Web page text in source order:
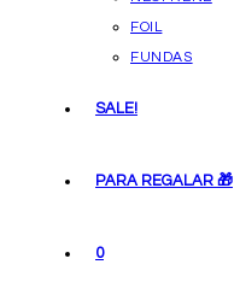
FOIL
FUNDAS
SALE!
PARA REGALAR 🎁
0